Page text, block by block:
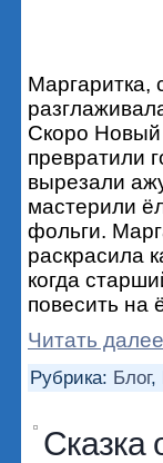
Маргаритка,
Скоро Новый
превратили
вырезали
мастерили
фольги.
раскрасила
когда
повесить на
Читать далее
Рубрика: Блог,
Сказка